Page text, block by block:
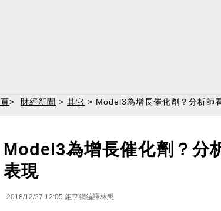
> 財經新聞 > 其它 > Model3為增長催化劑？分析師
Model3為增長催化劑？分
表現
2018/12/27 12:05 鉅亨網編譯林懇